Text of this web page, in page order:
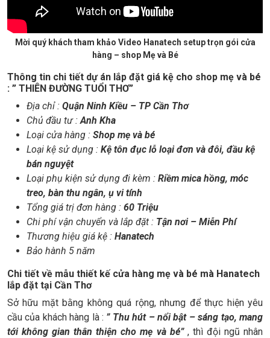
Mời quý khách tham khảo Video Hanatech setup trọn gói cửa
hàng – shop Mẹ và Bé
Thông tin chi tiết dự án lắp đặt giá kệ cho shop mẹ và bé
: ” THIÊN ĐƯỜNG TUỔI THƠ”
Địa chỉ : Quận Ninh Kiều – TP Cần Thơ
Chủ đầu tư : Anh Kha
Loại cửa hàng : Shop mẹ và bé
Loại kệ sử dụng : Kệ tôn đục lỗ loại đơn và đôi, đầu kệ
bán nguyệt
Loại phụ kiện sử dụng đi kèm : Riềm mica hồng, móc
treo, bàn thu ngân, ụ vi tính
Tổng giá trị đơn hàng : 60 Triệu
Chi phí vận chuyển và lắp đặt : Tận nơi – Miễn Phí
Thương hiệu giá kệ : Hanatech
Bảo hành 5 năm
Chi tiết về mẫu thiết kế cửa hàng mẹ và bé mà Hanatech
lắp đặt tại Cần Thơ
Sở hữu mặt bằng không quá rộng, nhưng để thực hiện yêu
cầu của khách hàng là : ” Thu hút – nổi bật – sáng tạo, mang
tới không gian thân thiện cho mẹ và bé”, thì đội ngũ nhân